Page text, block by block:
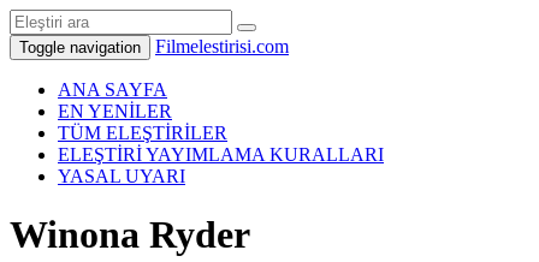
Toggle navigation Filmelestirisi.com
ANA SAYFA
EN YENİLER
TÜM ELEŞTİRİLER
ELEŞTİRİ YAYIMLAMA KURALLARI
YASAL UYARI
Winona Ryder